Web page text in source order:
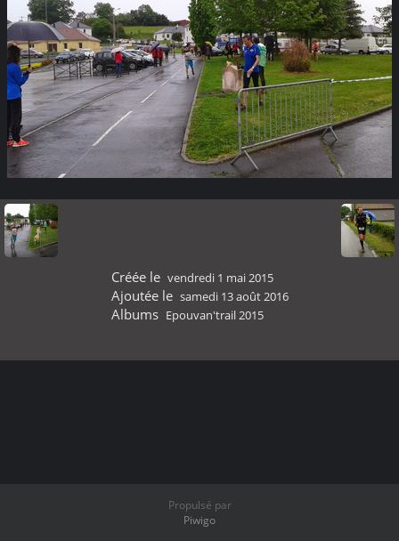
Créée le vendredi 1 mai 2015
Ajoutée le samedi 13 août 2016
Albums Epouvan'trail 2015
Propulsé par
Piwigo